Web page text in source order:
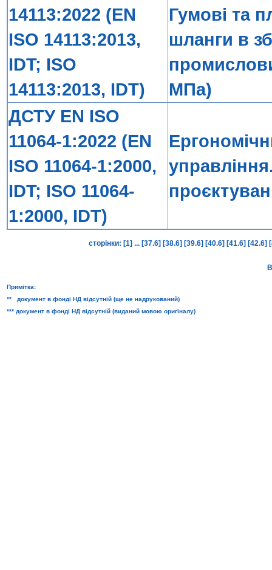
14113:2022 (EN
ISO 14113:2013,
IDT; ISO
14113:2013, IDT)
Гумові та
шланги в
МПа)
ДСТУ EN ISO
11064-1:2022 (EN
ISO 11064-1:2000,
IDT; ISO 11064-
1:2000, IDT)
сторінки: [1] ... [37.6] [38.6] [39.6] [40.6] [41.6] [42.6]
Примітка:
** документ в фонді НД відсутній (ще не надрукований)
*** документ в фонді НД відсутній (виданий мовою оригіналу)